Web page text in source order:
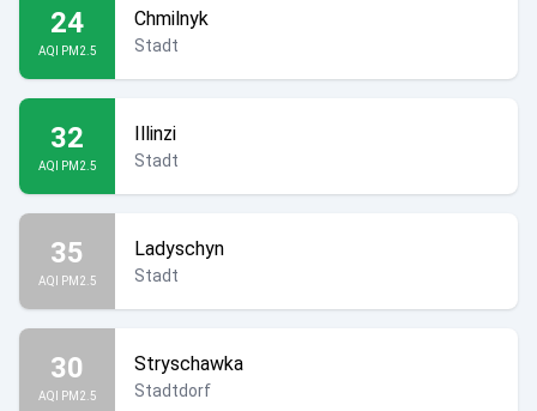
24
AQI PM2.5
Chmilnyk
Stadt
32
AQI PM2.5
Illinzi
Stadt
35
AQI PM2.5
Ladyschyn
Stadt
30
AQI PM2.5
Stryschawka
Stadtdorf